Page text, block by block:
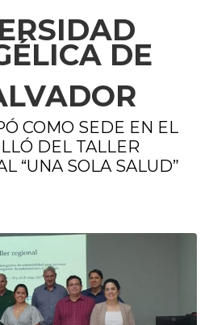
DE
COMO SEDE EN EL
DEL TALLER
“UNA SOLA SALUD”